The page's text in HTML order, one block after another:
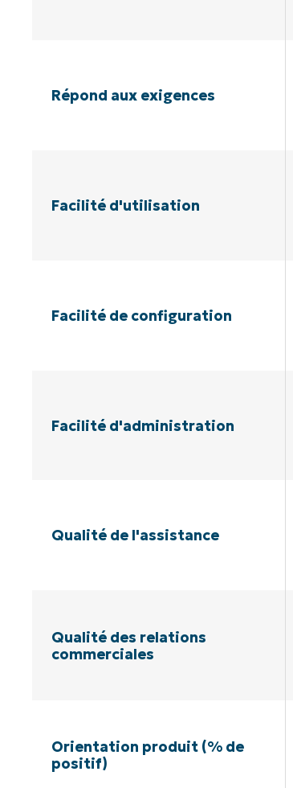
Répond aux exigences
Facilité d'utilisation
Facilité de configuration
Facilité d'administration
Qualité de l'assistance
Qualité des relations
commerciales
Orientation produit (% de
positif)